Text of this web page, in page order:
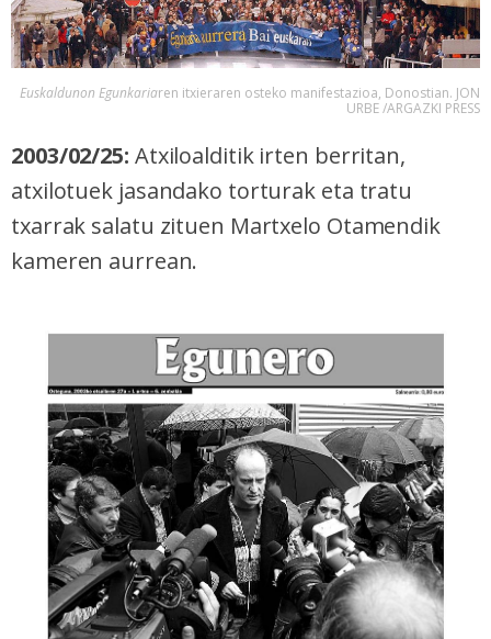
Euskaldunon Egunkariaren itxieraren osteko manifestazioa, Donostian. JON
URBE /ARGAZKI PRESS
2003/02/25: Atxiloalditik irten berritan,
atxilotuek jasandako torturak eta tratu
txarrak salatu zituen Martxelo Otamendik
kameren aurrean.